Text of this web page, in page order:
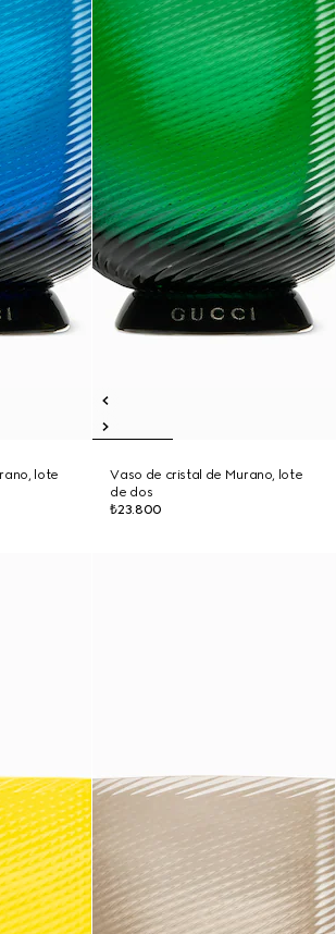
lote
Vaso de cristal de Murano, lote
de dos
₺23.800